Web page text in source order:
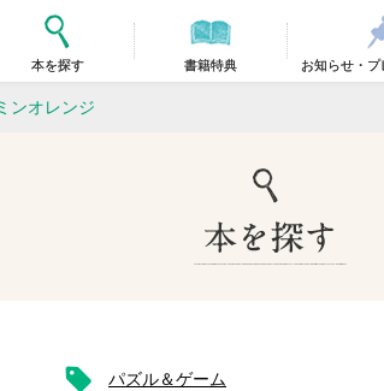
本を探す 書籍特典 お知らせ・プ
ンオレンジ
パズル＆ゲーム